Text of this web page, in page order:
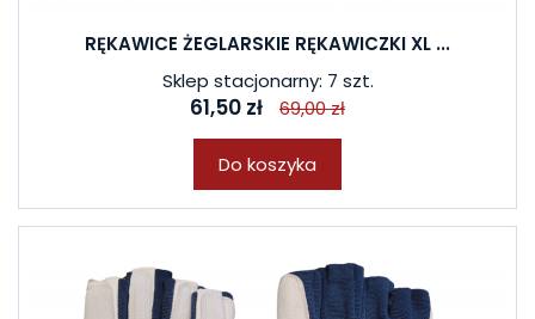
RĘKAWICE ŻEGLARSKIE RĘKAWICZKI XL ...
Sklep stacjonarny: 7 szt.
61,50 zł 69,00 zł
Do koszyka